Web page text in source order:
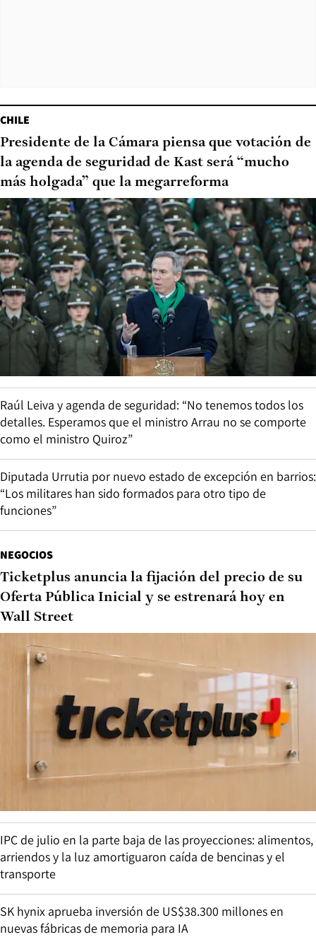
CHILE
Presidente de la Cámara piensa que votación de
la agenda de seguridad de Kast será “mucho
más holgada” que la megarreforma
Raúl Leiva y agenda de seguridad: “No tenemos todos los
detalles. Esperamos que el ministro Arrau no se comporte
como el ministro Quiroz”
Diputada Urrutia por nuevo estado de excepción en barrios:
“Los militares han sido formados para otro tipo de
funciones”
NEGOCIOS
Ticketplus anuncia la fijación del precio de su
Oferta Pública Inicial y se estrenará hoy en
Wall Street
IPC de julio en la parte baja de las proyecciones: alimentos,
arriendos y la luz amortiguaron caída de bencinas y el
transporte
SK hynix aprueba inversión de US$38.300 millones en
nuevas fábricas de memoria para IA